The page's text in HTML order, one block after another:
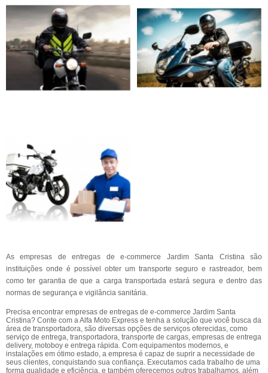
As empresas de entregas de e-commerce Jardim Santa Cristina são
instituições onde é possível obter um transporte seguro e rastreador, bem
como ter garantia de que a carga transportada estará segura e dentro das
normas de segurança e vigilância sanitária.
Precisa encontrar empresas de entregas de e-commerce Jardim Santa
Cristina? Conte com a Alfa Moto Express e tenha a solução que você busca da
área de transportadora, são diversas opções de serviços oferecidas, como
serviço de entrega, transportadora, transporte de cargas, empresas de entrega
delivery, motoboy e entrega rápida. Com equipamentos modernos, e
instalações em ótimo estado, a empresa é capaz de suprir a necessidade de
seus clientes, conquistando sua confiança. Executamos cada trabalho de uma
forma qualidade e eficiência, e também oferecemos outros trabalhamos, além